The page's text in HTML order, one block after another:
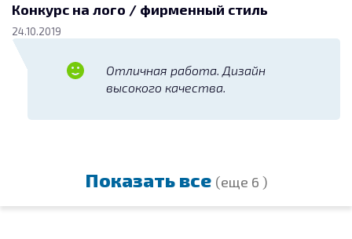
Конкурс на лого / фирменный стиль
24.10.2019
Отличная работа. Дизайн
высокого качества.
Показать все (еще 6 )